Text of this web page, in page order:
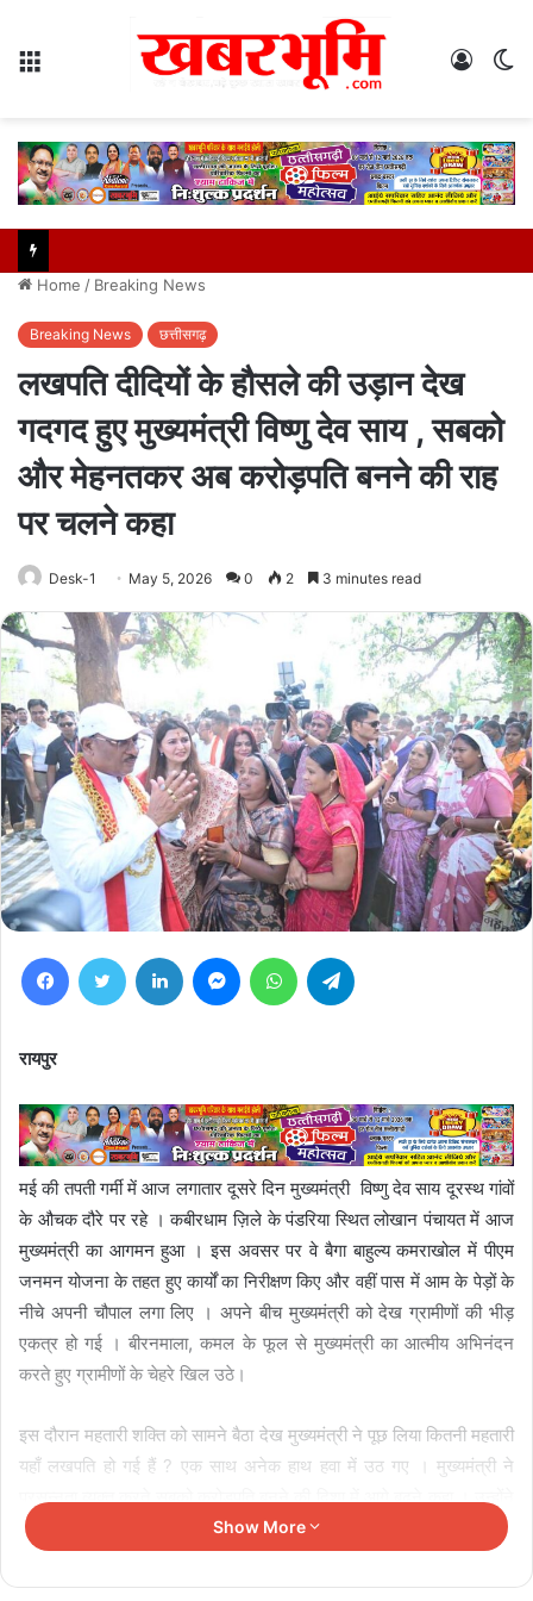
Log
Home / Breaking News
Breaking News छत्तीसगढ़
लखपति दीदियों के हौसले की उड़ान देख
गदगद हुए मुख्यमंत्री विष्णु देव साय , सबको
और मेहनतकर अब करोड़पति बनने की राह
पर चलने कहा
Desk-1 May 5, 2026 0 2 3 minutes read
FacebookTwitter LinkedIn MessengerWhatsApp
रायपुर
मई की तपती गर्मी में आज लगातार दूसरे दिन मुख्यमंत्री विष्णु देव साय दूरस्थ गांवों
के औचक दौरे पर रहे । कबीरधाम ज़िले के पंडरिया स्थित लोखान पंचायत में आज
मुख्यमंत्री का आगमन हुआ । इस अवसर पर वे बैगा बाहुल्य कमराखोल में पीएम
जनमन योजना के तहत हुए कार्यों का निरीक्षण किए और वहीं पास में आम के पेड़ों के
नीचे अपनी चौपाल लगा लिए । अपने बीच मुख्यमंत्री को देख ग्रामीणों की भीड़
एकत्र हो गई । बीरनमाला, कमल के फूल से मुख्यमंत्री का आत्मीय अभिनंदन
करते हुए ग्रामीणों के चेहरे खिल उठे।
इस दौरान महतारी शक्ति को सामने बैठा देख मुख्यमंत्री ने पूछ लिया कितनी महतारी
यहाँ लखपति हो गई हैं ? एक साथ अनेक हाथ हवा में उठ गए । मुख्यमंत्री ने
प्रसन्नता व्यक्त करते सबको करोड़पति बनने की दिशा में आगे बढ़ने कहा । उन्होंने
बारी- बारी से लखपति दीदियों से बातचीत की । यहाँ जंगल से बीन कर लाए
लखपति दीदी मती कचरा तेलगाम ने मुख्यमंत्री से कहा कि महुआ का पौष्टिक लड्डू
Show More